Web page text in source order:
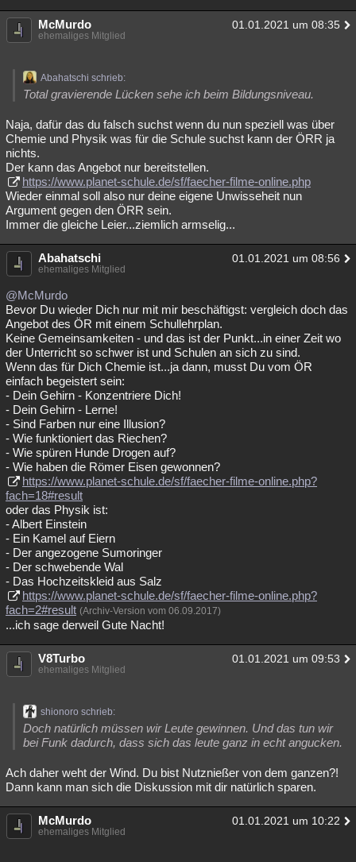
McMurdo 01.01.2021 um 08:35
ehemaliges Mitglied
Abahatschi schrieb:
Total gravierende Lücken sehe ich beim Bildungsniveau.
Naja, dafür das du falsch suchst wenn du nun speziell was über
Chemie und Physik was für die Schule suchst kann der ÖRR ja
nichts.
Der kann das Angebot nur bereitstellen.
https://www.planet-schule.de/sf/faecher-filme-online.php
Wieder einmal soll also nur deine eigene Unwisseheit nun
Argument gegen den ÖRR sein.
Immer die gleiche Leier...ziemlich armselig...
Abahatschi 01.01.2021 um 08:56
ehemaliges Mitglied
@McMurdo
Bevor Du wieder Dich nur mit mir beschäftigst: vergleich doch das
Angebot des ÖR mit einem Schullehrplan.
Keine Gemeinsamkeiten - und das ist der Punkt...in einer Zeit wo
der Unterricht so schwer ist und Schulen an sich zu sind.
Wenn das für Dich Chemie ist...ja dann, musst Du vom ÖR
einfach begeistert sein:
- Dein Gehirn - Konzentriere Dich!
- Dein Gehirn - Lerne!
- Sind Farben nur eine Illusion?
- Wie funktioniert das Riechen?
- Wie spüren Hunde Drogen auf?
- Wie haben die Römer Eisen gewonnen?
https://www.planet-schule.de/sf/faecher-filme-online.php?
fach=18#result
oder das Physik ist:
- Albert Einstein
- Ein Kamel auf Eiern
- Der angezogene Sumoringer
- Der schwebende Wal
- Das Hochzeitskleid aus Salz
https://www.planet-schule.de/sf/faecher-filme-online.php?
fach=2#result (Archiv-Version vom 06.09.2017)
...ich sage derweil Gute Nacht!
V8Turbo 01.01.2021 um 09:53
ehemaliges Mitglied
shionoro schrieb:
Doch natürlich müssen wir Leute gewinnen. Und das tun wir
bei Funk dadurch, dass sich das leute ganz in echt angucken.
Ach daher weht der Wind. Du bist Nutznießer von dem ganzen?!
Dann kann man sich die Diskussion mit dir natürlich sparen.
McMurdo 01.01.2021 um 10:22
ehemaliges Mitglied